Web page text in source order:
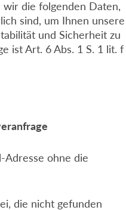
die folgenden Daten,
sind, um Ihnen unsere
und Sicherheit zu
ist Art. 6 Abs. 1 S. 1 lit. f
Adresse ohne die
die nicht gefunden